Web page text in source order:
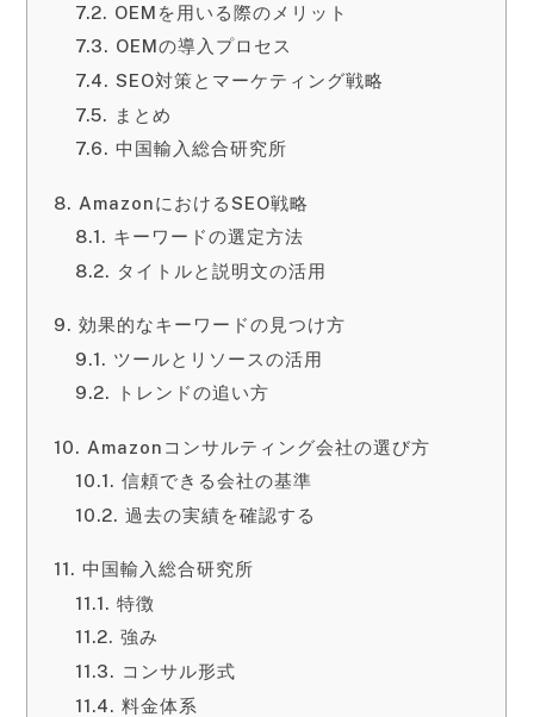
OEMを用いる際のメリット
OEMの導入プロセス
SEO対策とマーケティング戦略
まとめ
中国輸入総合研究所
AmazonにおけるSEO戦略
キーワードの選定方法
タイトルと説明文の活用
効果的なキーワードの見つけ方
ツールとリソースの活用
トレンドの追い方
Amazonコンサルティング会社の選び方
信頼できる会社の基準
過去の実績を確認する
中国輸入総合研究所
特徴
強み
コンサル形式
料金体系